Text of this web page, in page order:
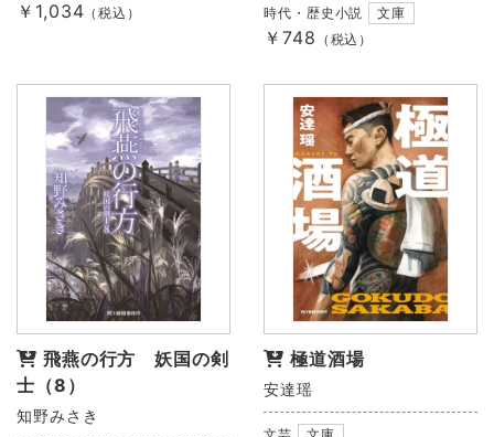
￥1,034 （税込） 時代・歴史小説 文庫
￥748 （税込）
飛燕の行方 妖国の剣
士（8）
知野みさき
極道酒場
安達瑶